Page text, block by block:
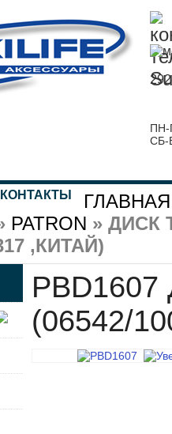
ПН-
СБ-
КОНТАКТЫ ГЛАВНАЯ
PATRON » ДИСК
,КИТАЙ)
PBD1607
(06542/